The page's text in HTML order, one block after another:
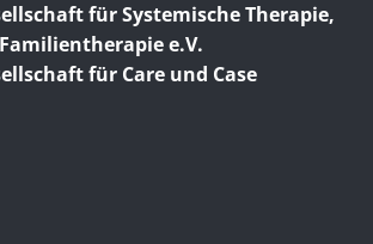
für Systemische Therapie,
e.V.
für Care und Case